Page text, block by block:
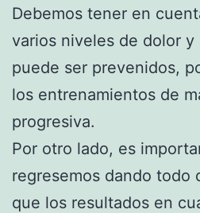
Debemos tener en
varios niveles de dolor
puede ser prevenidos,
los entrenamientos de
progresiva.
Por otro lado, es
regresemos dando todo
que los resultados en